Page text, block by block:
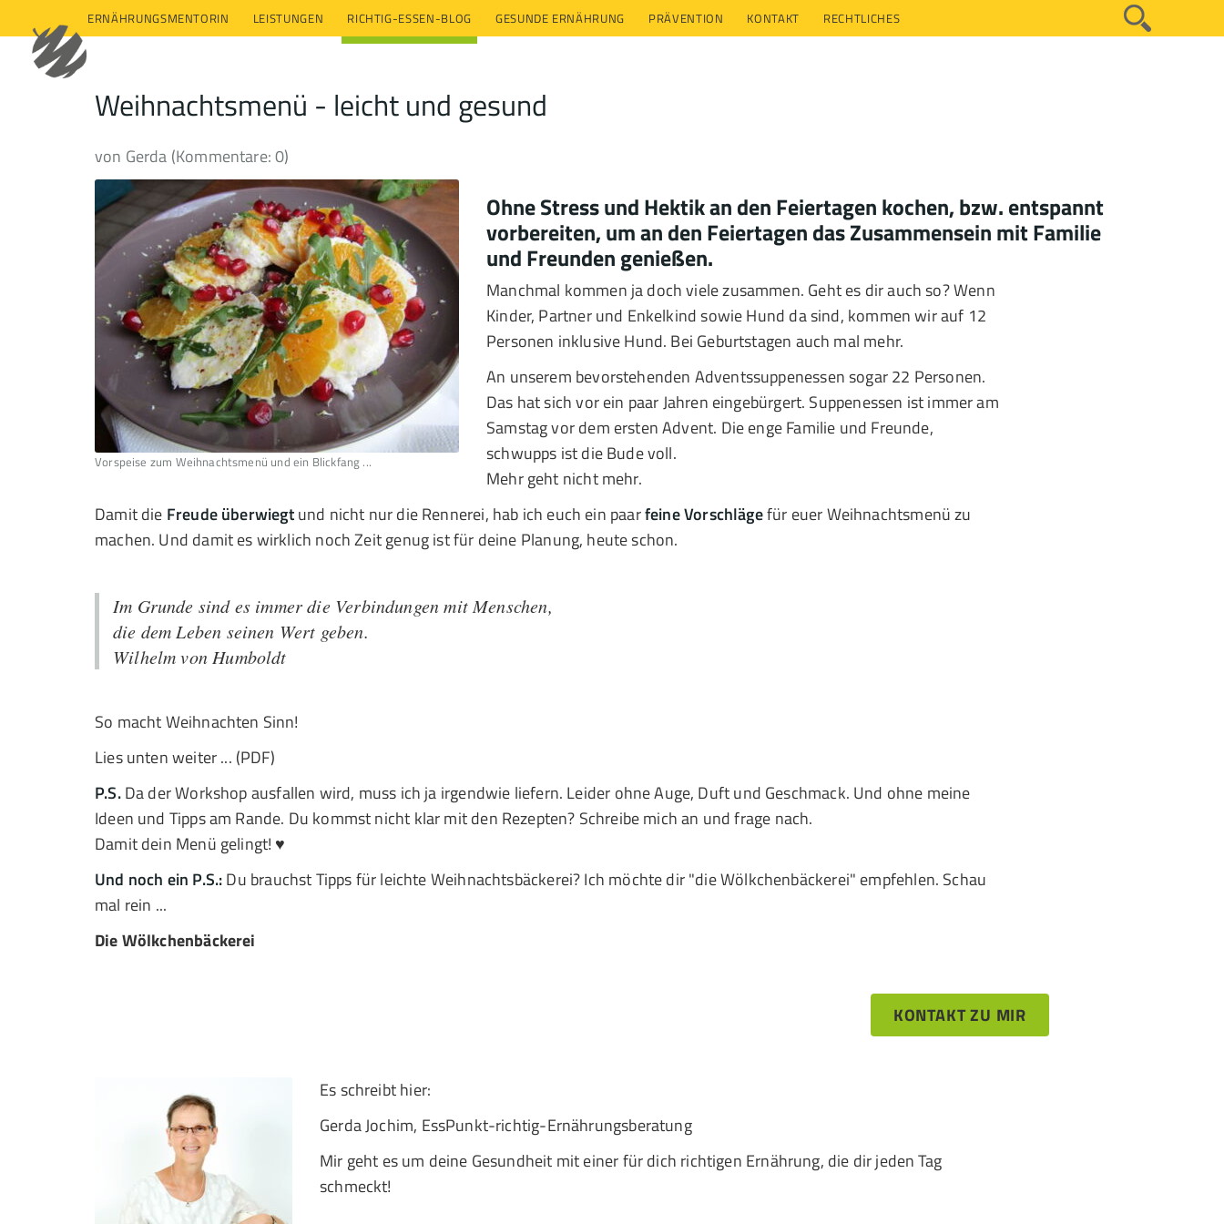
ERNÄHRUNGSMENTORIN LEISTUNGEN RICHTIG-ESSEN-BLOG GESUNDE ERNÄHRUNG PRÄVENTION KONTAKT RECHTLICHES
Weihnachtsmenü - leicht und gesund
von Gerda (Kommentare: 0)
Vorspeise zum Weihnachtsmenü und ein Blickfang ...
Ohne Stress und Hektik an den Feiertagen kochen, bzw. entspannt
vorbereiten, um an den Feiertagen das Zusammensein mit Familie
und Freunden genießen.
Manchmal kommen ja doch viele zusammen. Geht es dir auch so? Wenn
Kinder, Partner und Enkelkind sowie Hund da sind, kommen wir auf 12
Personen inklusive Hund. Bei Geburtstagen auch mal mehr.
An unserem bevorstehenden Adventssuppenessen sogar 22 Personen.
Das hat sich vor ein paar Jahren eingebürgert. Suppenessen ist immer am
Samstag vor dem ersten Advent. Die enge Familie und Freunde,
schwupps ist die Bude voll.
Mehr geht nicht mehr.
Damit die Freude überwiegtund nicht nur die Rennerei, hab ich euch ein paarfeine Vorschlägefür euer Weihnachtsmenü zu
machen. Und damit es wirklich noch Zeit genug ist für deine Planung, heute schon.
Im Grunde sind es immer die Verbindungen mit Menschen,
die dem Leben seinen Wert geben.
Wilhelm von Humboldt
So macht Weihnachten Sinn!
Lies unten weiter ... (PDF)
P.S.Da der Workshop ausfallen wird, muss ich ja irgendwie liefern. Leider ohne Auge, Duft und Geschmack. Und ohne meine
Ideen und Tipps am Rande. Du kommst nicht klar mit den Rezepten? Schreibe mich an und frage nach.
Damit dein Menü gelingt! ♥
Und noch ein P.S.:Du brauchst Tipps für leichte Weihnachtsbäckerei? Ich möchte dir "die Wölkchenbäckerei" empfehlen. Schau
mal rein ...
Die Wölkchenbäckerei
KONTAKT ZU MIR
Es schreibt hier:
Gerda Jochim, EssPunkt-richtig-Ernährungsberatung
Mir geht es um deine Gesundheit mit einer für dich richtigen Ernährung, die dir jeden Tag
schmeckt!